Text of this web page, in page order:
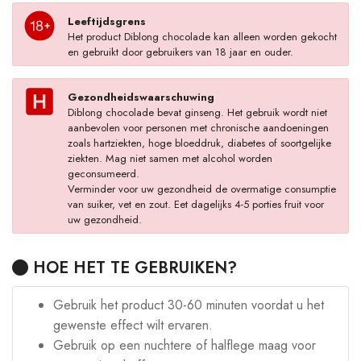
Leeftijdsgrens
Het product Diblong chocolade kan alleen worden gekocht
en gebruikt door gebruikers van 18 jaar en ouder.
Gezondheidswaarschuwing
Diblong chocolade bevat ginseng. Het gebruik wordt niet
aanbevolen voor personen met chronische aandoeningen
zoals hartziekten, hoge bloeddruk, diabetes of soortgelijke
ziekten. Mag niet samen met alcohol worden
geconsumeerd.
Verminder voor uw gezondheid de overmatige consumptie
van suiker, vet en zout. Eet dagelijks 4-5 porties fruit voor
uw gezondheid.
HOE HET TE GEBRUIKEN?
Gebruik het product 30-60 minuten voordat u het
gewenste effect wilt ervaren.
Gebruik op een nuchtere of halflege maag voor